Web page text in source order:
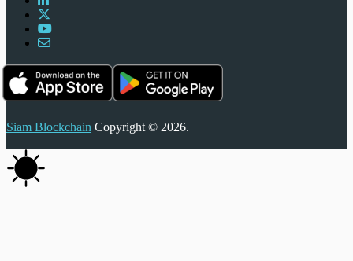
Siam Blockchain Copyright © 2026.